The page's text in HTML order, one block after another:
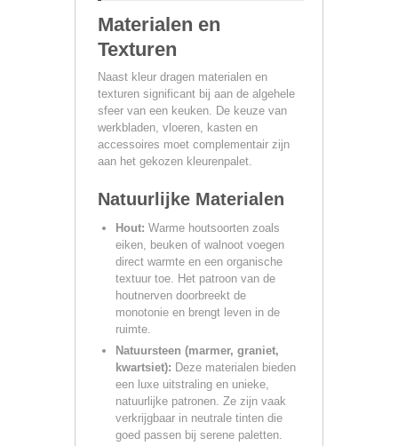
Materialen en
Texturen
Naast kleur dragen materialen en
texturen significant bij aan de algehele
sfeer van een keuken. De keuze van
werkbladen, vloeren, kasten en
accessoires moet complementair zijn
aan het gekozen kleurenpalet.
Natuurlijke Materialen
Hout: Warme houtsoorten zoals
eiken, beuken of walnoot voegen
direct warmte en een organische
textuur toe. Het patroon van de
houtnerven doorbreekt de
monotonie en brengt leven in de
ruimte.
Natuursteen (marmer, graniet,
kwartsiet): Deze materialen bieden
een luxe uitstraling en unieke,
natuurlijke patronen. Ze zijn vaak
verkrijgbaar in neutrale tinten die
goed passen bij serene paletten.